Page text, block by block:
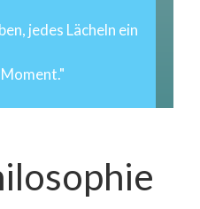
jedes Lächeln ein